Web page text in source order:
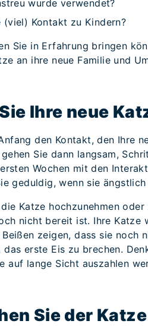
wurde verwendet?
(viel) Kontakt zu Kindern?
Sie in Erfahrung bringen
an ihre neue Familie und
Ihre neue
den Kontakt, den Ihre
Sie dann langsam,
Wochen mit den
geduldig, wenn sie
Katze hochzunehmen
nicht bereit ist. Ihre Katze
zeigen, dass sie noch
erste Eis zu brechen.
auf lange Sicht auszahlen
Sie der